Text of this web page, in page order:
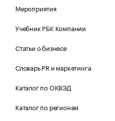
Мероприятия
Учебник РБК Компании
Статьи о бизнесе
Словарь PR и маркетинга
Каталог по ОКВЭД
Каталог по регионам